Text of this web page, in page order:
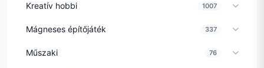
Kreatív hobbi 1007
Mágneses építőjáték 337
Műszaki 76